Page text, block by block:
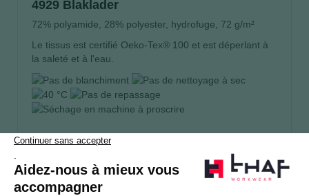
4929 Blaklader
72% polyamide, 28% polyester, hydrofuge, 72 g/m²
Le tissus est certifié Oeko-Tex® 100 et est déperlant à
la saleté et à l'eau.